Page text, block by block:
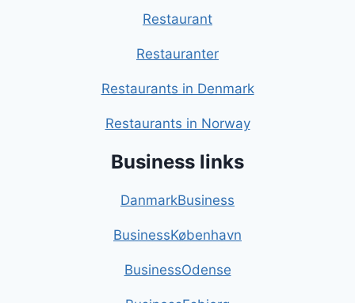
Restaurant
Restauranter
Restaurants in Denmark
Restaurants in Norway
Business links
DanmarkBusiness
BusinessKøbenhavn
BusinessOdense